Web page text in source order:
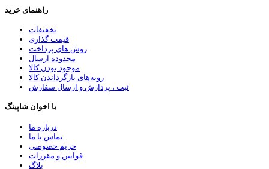
راهنمای خرید
تخفیفات
قیمت گذاری
روش های پرداخت
محدوده ارسال
موجود بودن کالا
رویه‌های بازگرداندن کالا
ثبت ، پردازش و ارسال سفارش
با اخوان شاپینگ
درباره ما
تماس با ما
حریم خصوصی
قوانین و مقررات
بلاگ